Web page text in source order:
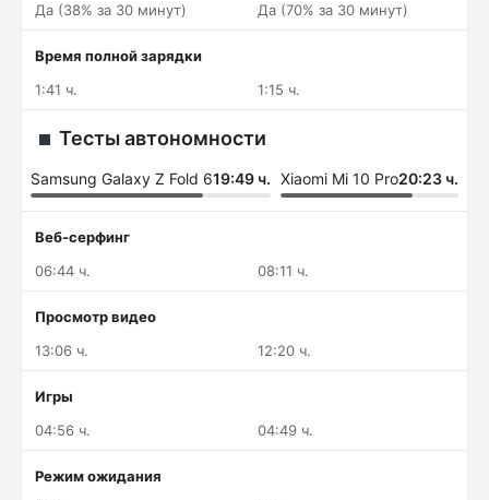
Да (38% за 30 минут)
Да (70% за 30 минут)
Время полной зарядки
1:41 ч.
1:15 ч.
Тесты автономности
Samsung Galaxy Z Fold 619:49 ч. Xiaomi Mi 10 Pro20:23 ч.
Веб-серфинг
06:44 ч.
08:11 ч.
Просмотр видео
13:06 ч.
12:20 ч.
Игры
04:56 ч.
04:49 ч.
Режим ожидания